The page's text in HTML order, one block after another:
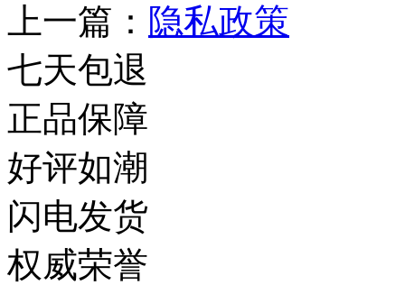
上一篇： 隐私政策
七天包退
正品保障
好评如潮
闪电发货
权威荣誉